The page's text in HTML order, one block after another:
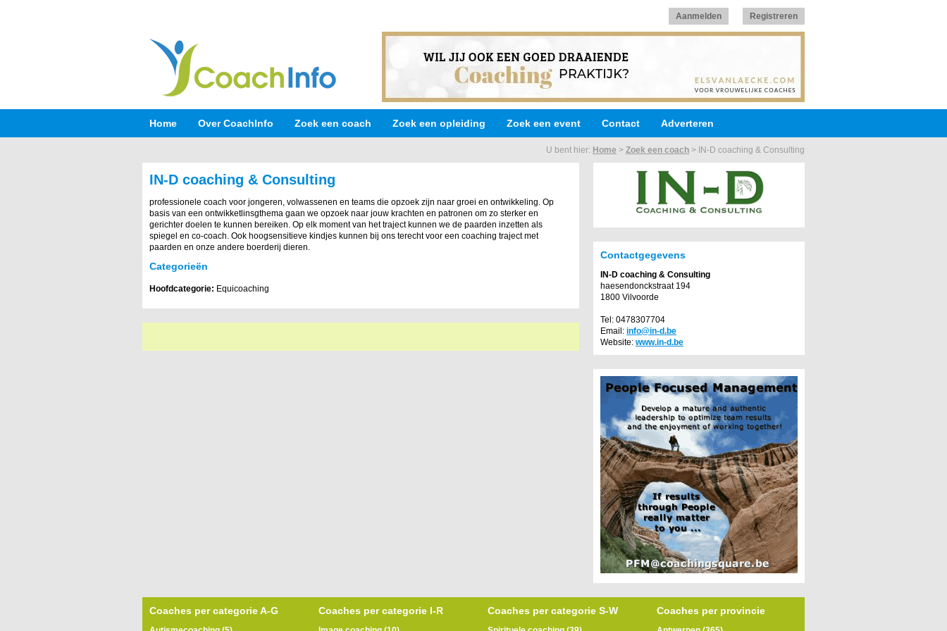
Aanmelden Registreren
Home Over CoachInfo Zoek een coach Zoek een opleiding Zoek een event Contact Adverteren
U bent hier: Home > Zoek een coach > IN-D coaching & Consulting
IN-D coaching & Consulting
professionele coach voor jongeren, volwassenen en teams die opzoek zijn naar groei en ontwikkeling. Op
basis van een ontwikketlinsgthema gaan we opzoek naar jouw krachten en patronen om zo sterker en
gerichter doelen te kunnen bereiken. Op elk moment van het traject kunnen we de paarden inzetten als
spiegel en co-coach. Ook hoogsensitieve kindjes kunnen bij ons terecht voor een coaching traject met
paarden en onze andere boerderij dieren.
Categorieën
Hoofdcategorie: Equicoaching
Contactgegevens
IN-D coaching & Consulting
haesendonckstraat 194
1800 Vilvoorde
Tel: 0478307704
Email: info@in-d.be
Website: www.in-d.be
Coaches per categorie A-G Coaches per categorie I-R Coaches per categorie S-W Coaches per provincie